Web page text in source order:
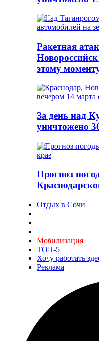
Ракетная
этому
За день над
уничтожено
Прогноз
Отдых в Сочи
Мобилизация
ТОП-5
Хочу работать
Реклама